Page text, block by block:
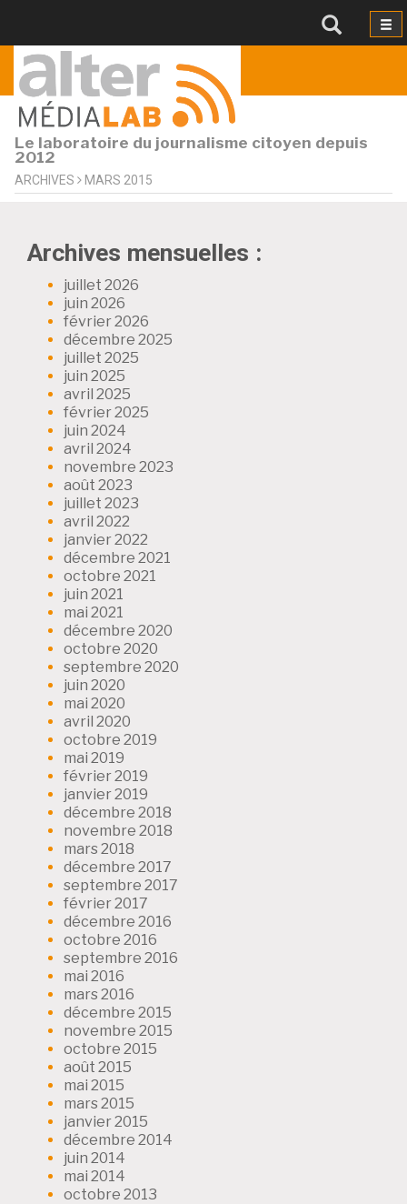
Le laboratoire du journalisme citoyen depuis
2012
ARCHIVES MARS 2015
Archives mensuelles :
juillet 2026
juin 2026
février 2026
décembre 2025
juillet 2025
juin 2025
avril 2025
février 2025
juin 2024
avril 2024
novembre 2023
août 2023
juillet 2023
avril 2022
janvier 2022
décembre 2021
octobre 2021
juin 2021
mai 2021
décembre 2020
octobre 2020
septembre 2020
juin 2020
mai 2020
avril 2020
octobre 2019
mai 2019
février 2019
janvier 2019
décembre 2018
novembre 2018
mars 2018
décembre 2017
septembre 2017
février 2017
décembre 2016
octobre 2016
septembre 2016
mai 2016
mars 2016
décembre 2015
novembre 2015
octobre 2015
août 2015
mai 2015
mars 2015
janvier 2015
décembre 2014
juin 2014
mai 2014
octobre 2013